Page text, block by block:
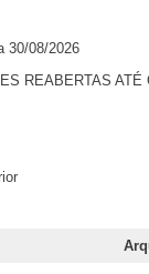
30/08/2026
REABERTAS